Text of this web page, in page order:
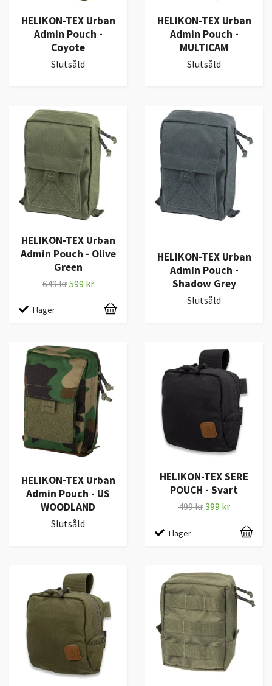
HELIKON-TEX Urban
Admin Pouch -
Coyote
Slutsåld
HELIKON-TEX Urban
Admin Pouch -
MULTICAM
Slutsåld
HELIKON-TEX Urban
Admin Pouch - Olive
Green
649 kr599 kr
I lager
HELIKON-TEX Urban
Admin Pouch -
Shadow Grey
Slutsåld
HELIKON-TEX Urban
Admin Pouch - US
WOODLAND
Slutsåld
HELIKON-TEX SERE
POUCH - Svart
499 kr399 kr
I lager